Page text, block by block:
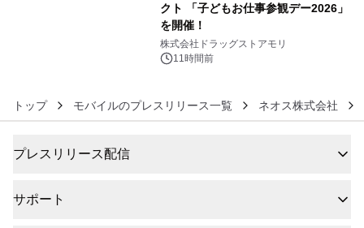
クト 「子どもお仕事参観デー2026」
を開催！
株式会社ドラッグストアモリ
11時間前
トップ モバイルのプレスリリース一覧 ネオス株式会社
プレスリリース配信
サポート